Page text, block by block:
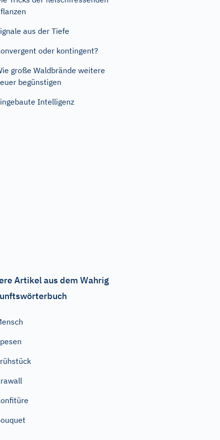
aus der Tiefe
oder kontingent?
große Waldbrände weitere
begünstigen
Intelligenz
Artikel aus dem Wahrig